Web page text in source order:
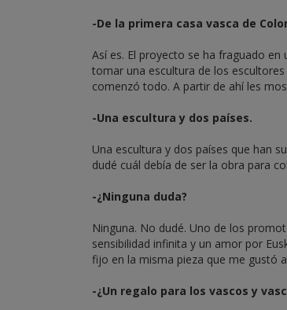
-De la primera casa vasca de
Así es. El proyecto se ha fraguado
tomar una escultura de los
comenzó todo. A partir de ahí les
-Una escultura y dos países.
Una escultura y dos países que han
dudé cuál debía de ser la obra para
-¿Ninguna duda?
Ninguna. No dudé. Uno de los
sensibilidad infinita y un amor por
fijo en la misma pieza que me gustó
-¿Un regalo para los vascos y